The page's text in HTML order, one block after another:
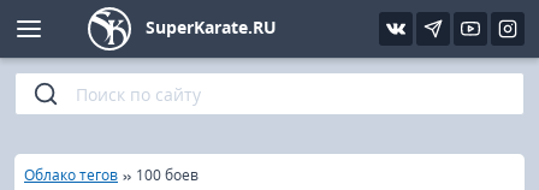
SuperKarate.RU
Главная
»
Облако тегов » 100 боев
Киокушинкай
Кёкусин (IFK)
Фото
Видео
Интервью
Статьи
Уроки каратэ
Файлы